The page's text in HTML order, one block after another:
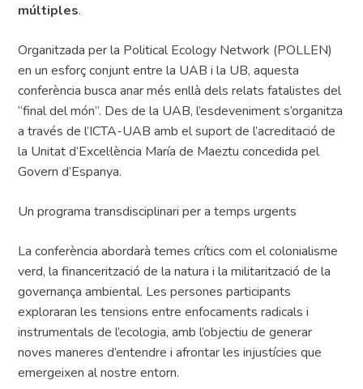
múltiples.
Organitzada per la Political Ecology Network (POLLEN)
en un esforç conjunt entre la UAB i la UB, aquesta
conferència busca anar més enllà dels relats fatalistes del
“final del món”. Des de la UAB, l’esdeveniment s’organitza
a través de l’ICTA-UAB amb el suport de l’acreditació de
la Unitat d’Excel·lència María de Maeztu concedida pel
Govern d’Espanya.
Un programa transdisciplinari per a temps urgents
La conferència abordarà temes crítics com el colonialisme
verd, la financerització de la natura i la militarització de la
governança ambiental. Les persones participants
exploraran les tensions entre enfocaments radicals i
instrumentals de l’ecologia, amb l’objectiu de generar
noves maneres d’entendre i afrontar les injustícies que
emergeixen al nostre entorn.